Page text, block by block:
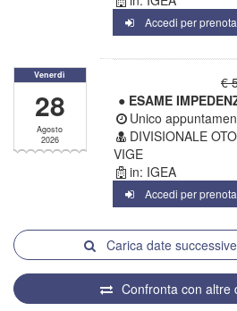
Accedi per
Venerdì
28
Agosto
2026
€
● ESAME
Unico
DIVISIONALE
VIGE
in: IGEA
Accedi per
Carica date
Confronta con altre